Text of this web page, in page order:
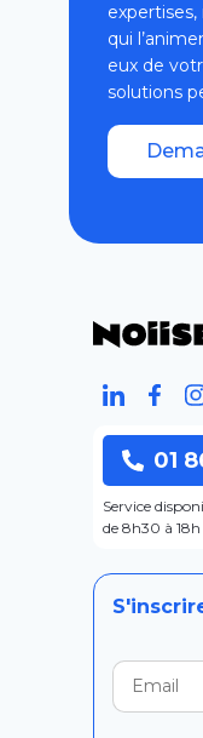
qui
eux de
solutions
01
Service
de 8h30 à 18h